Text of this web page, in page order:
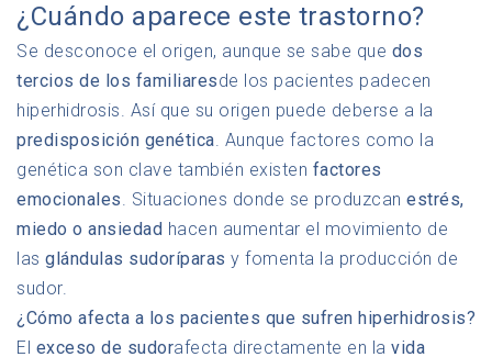
¿Cuándo aparece este trastorno?
Se desconoce el origen, aunque se sabe que dos
tercios de los familiaresde los pacientes padecen
hiperhidrosis. Así que su origen puede deberse a la
predisposición genética. Aunque factores como la
genética son clave también existen factores
emocionales. Situaciones donde se produzcan estrés,
miedo o ansiedad hacen aumentar el movimiento de
las glándulas sudoríparas y fomenta la producción de
sudor.
¿Cómo afecta a los pacientes que sufren hiperhidrosis?
El exceso de sudorafecta directamente en la vida